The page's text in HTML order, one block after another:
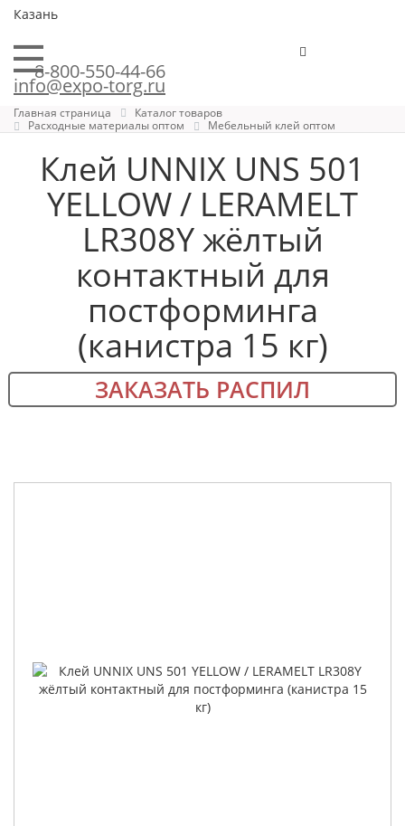
Казань
8-800-550-44-66
info@expo-torg.ru
Главная страница
Каталог товаров
Расходные материалы оптом
Мебельный клей оптом
Клей UNNIX UNS 501
YELLOW / LERAMELT
LR308Y жёлтый
контактный для
постформинга
(канистра 15 кг)
ЗАКАЗАТЬ РАСПИЛ